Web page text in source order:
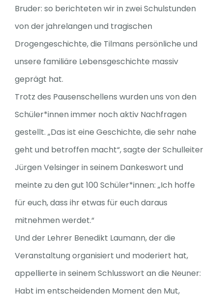
Bruder: so berichteten wir in zwei Schulstunden
von der jahrelangen und tragischen
Drogengeschichte, die Tilmans persönliche und
unsere familiäre Lebensgeschichte massiv
geprägt hat.
Trotz des Pausenschellens wurden uns von den
Schüler*innen immer noch aktiv Nachfragen
gestellt. „Das ist eine Geschichte, die sehr nahe
geht und betroffen macht“, sagte der Schulleiter
Jürgen Velsinger in seinem Dankeswort und
meinte zu den gut 100 Schüler*innen: „Ich hoffe
für euch, dass ihr etwas für euch daraus
mitnehmen werdet.“
Und der Lehrer Benedikt Laumann, der die
Veranstaltung organisiert und moderiert hat,
appellierte in seinem Schlusswort an die Neuner:
Habt im entscheidenden Moment den Mut,